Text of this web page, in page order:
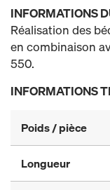
INFORMATIONS
Réalisation des
en combinaison
550.
INFORMATIONS
Poids / pièce
Longueur